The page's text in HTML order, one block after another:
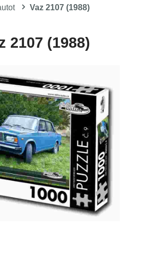
Vaz 2107 (1988)
2107 (1988)